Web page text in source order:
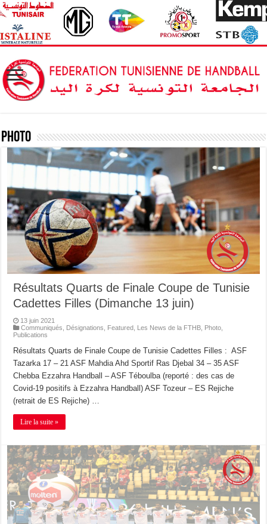
Photo
Résultats Quarts de Finale Coupe de Tunisie
Cadettes Filles (Dimanche 13 juin)
13 juin 2021
Communiqués
Désignations Featured Les News de la FTHB Photo
Publications
Résultats Quarts de Finale Coupe de Tunisie Cadettes Filles : ASF
Tazarka 17 – 21 ASF Mahdia Ahd Sportif Ras Djebal 34 – 35 ASF
Chebba Ezzahra Handball – ASF Téboulba (reporté : des cas de
Covid-19 positifs à Ezzahra Handball) ASF Tozeur – ES Rejiche
(retrait de ES Rejiche) …
Lire la suite »